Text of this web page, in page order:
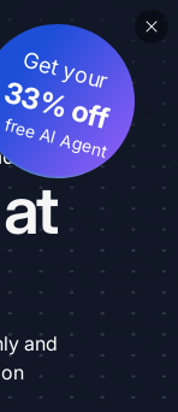
Get your
33% off
AI Agent
and